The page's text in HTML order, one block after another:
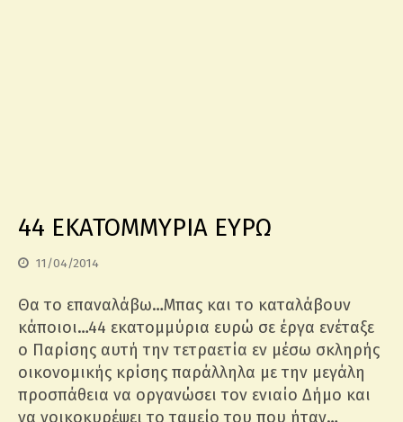
44 ΕΚΑΤΟΜΜΥΡΙΑ ΕΥΡΩ
11/04/2014
Θα το επαναλάβω…Μπας και το καταλάβουν
κάποιοι…44 εκατομμύρια ευρώ σε έργα ενέταξε
ο Παρίσης αυτή την τετραετία εν μέσω σκληρής
οικονομικής κρίσης παράλληλα με την μεγάλη
προσπάθεια να οργανώσει τον ενιαίο Δήμο και
να νοικοκυρέψει το ταμείο του που ήταν…